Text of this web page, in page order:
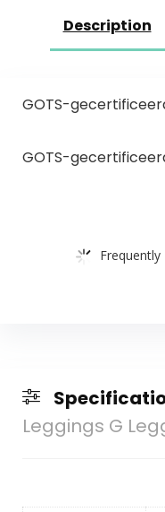
Description
GOTS-
GOTS-
Leggings G